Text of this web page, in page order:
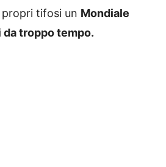
propri tifosi un Mondiale
da troppo tempo.